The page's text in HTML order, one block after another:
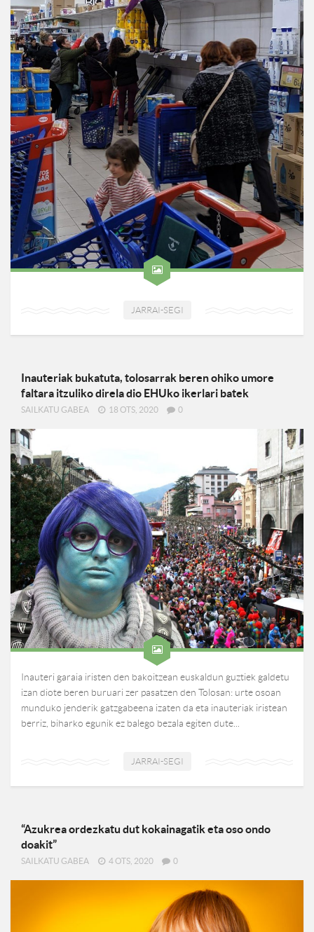
JARRAI-SEGI
Inauteriak bukatuta, tolosarrak beren ohiko umore
faltara itzuliko direla dio EHUko ikerlari batek
SAILKATU GABEA 18 OTS, 2020 0
Inauteri garaia iristen den bakoitzean euskaldun guztiek galdetu
izan diote beren buruari zer pasatzen den Tolosan: urte osoan
munduko jenderik gatzgabeena izaten da eta inauteriak iristean
berriz, biharko egunik ez balego bezala egiten dute...
JARRAI-SEGI
“Azukrea ordezkatu dut kokainagatik eta oso ondo
doakit”
SAILKATU GABEA 4 OTS, 2020 0